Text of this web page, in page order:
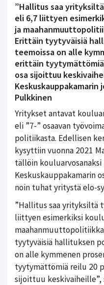
”Hallitus saa
eli 6,7 liittyen
ja
Erittäin tyytyväisiä
teemoissa on alle
erittäin tyytymättömiä
osa sijoittuu
Pulkkinen
Yritykset antavat
eli ”7-” osaavan
politiikasta. Edellisen
kysyttiin vuonna 2021
tällöin kouluarvosanaksi
Keskuskauppakamarin
noin tuhat yritystä elo-
”Hallitus saa yrityksiltä
liittyen esimerkiksi
tyytyväisiä hallituksen
on alle kymmenen
tyytymättömiä reilu 20
sijoittuu keskivaiheille”,